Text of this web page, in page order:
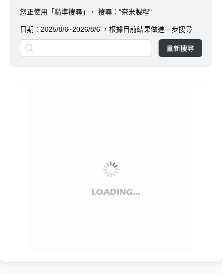
您正使用「精準搜尋」， 搜尋："奈米製程"
日期： 2025/8/6~2026/8/6 ，根據目前結果做進一步搜尋
重新搜尋